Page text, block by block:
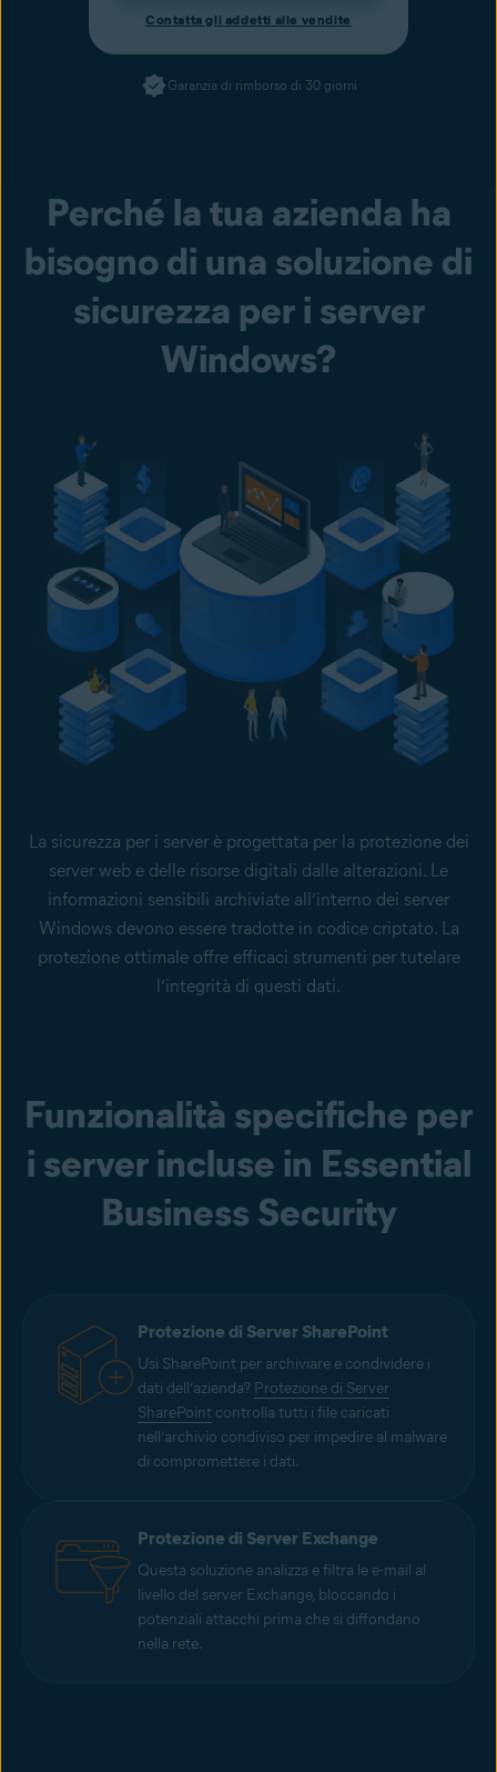
Contatta gli addetti alle vendite
Garanzia di rimborso di 30 giorni
Perché la tua azienda ha
bisogno di una soluzione di
sicurezza per i server
Windows?
La sicurezza per i server è progettata per la protezione dei
server web e delle risorse digitali dalle alterazioni. Le
informazioni sensibili archiviate all’interno dei server
Windows devono essere tradotte in codice criptato. La
protezione ottimale offre efficaci strumenti per tutelare
l’integrità di questi dati.
Funzionalità specifiche per
i server incluse in Essential
Business Security
Protezione di Server SharePoint
Usi SharePoint per archiviare e condividere i
dati dell’azienda? Protezione di Server
SharePoint controlla tutti i file caricati
nell’archivio condiviso per impedire al malware
di compromettere i dati.
Protezione di Server Exchange
Questa soluzione analizza e filtra le e-mail al
livello del server Exchange, bloccando i
potenziali attacchi prima che si diffondano
nella rete.